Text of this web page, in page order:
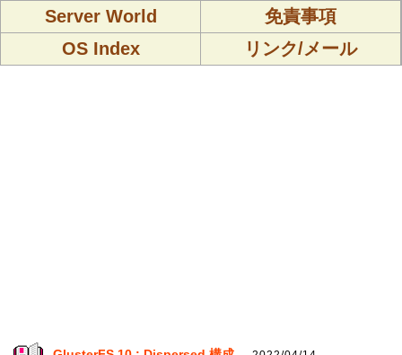
Server World
免責事項
OS Index
リンク/メール